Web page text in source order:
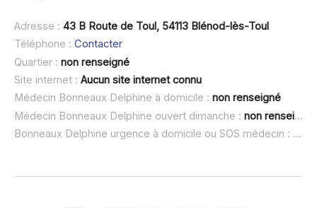
Adresse : 43 B Route de Toul, 54113 Blénod-lès-Toul
Téléphone : Contacter
Quartier : non renseigné
Site internet : Aucun site internet connu
Médecin Bonneaux Delphine à domicile : non renseigné
Médecin Bonneaux Delphine ouvert dimanche : non renseigné
Bonneaux Delphine urgence à domicile ou SOS médecin :
non